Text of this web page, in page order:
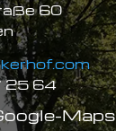
60
25 64
Maps